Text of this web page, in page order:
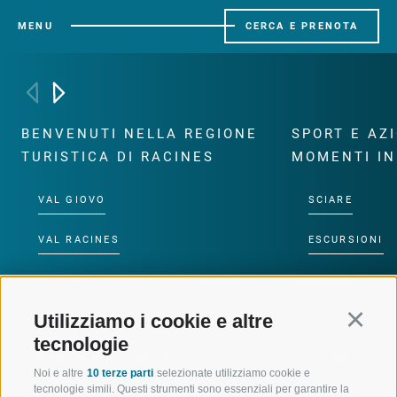
Utilizziamo i cookie e altre
tecnologie
Noi e altre 10 terze parti selezionate utilizziamo cookie e
tecnologie simili. Questi strumenti sono essenziali per garantire la
MENU CERCA E PRENOTA
BENVENUTI NELLA REGIONE
TURISTICA DI RACINES
VAL GIOVO
VAL RACINES
VAL RIDANNA
IMPIANTI DI RISALITA
SCUOLA DI SCI RACINES
SPORT E
MOMENTI
SCIARE
ESCURSIONI
ALTA